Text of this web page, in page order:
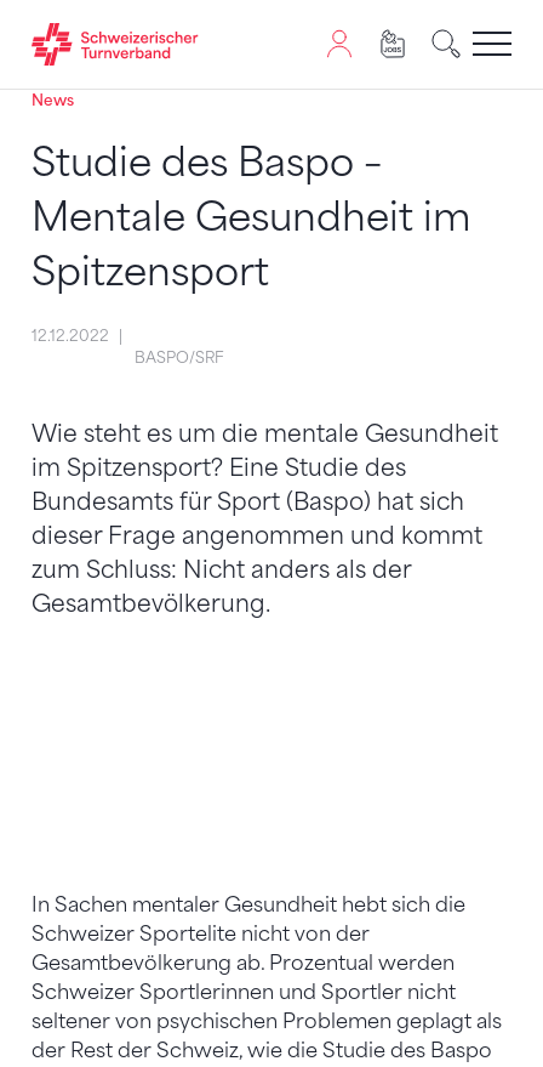
Zum Inhalt springen
Zur Sitemap navigieren
Zum Navigieren dieser Seite wird JavaScript benötigt.
News
Studie des Baspo –
Mentale Gesundheit im
Spitzensport
12.12.2022
BASPO/SRF
Wie steht es um die mentale Gesundheit
im Spitzensport? Eine Studie des
Bundesamts für Sport (Baspo) hat sich
dieser Frage angenommen und kommt
zum Schluss: Nicht anders als der
Gesamtbevölkerung.
In Sachen mentaler Gesundheit hebt sich die
Schweizer Sportelite nicht von der
Gesamtbevölkerung ab. Prozentual werden
Schweizer Sportlerinnen und Sportler nicht
seltener von psychischen Problemen geplagt als
der Rest der Schweiz, wie die Studie des Baspo